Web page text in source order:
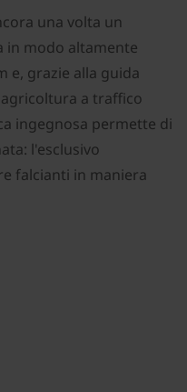
una volta un
in modo altamente
e, grazie alla guida
a traffico
ingegnosa permette di
l'esclusivo
falcianti in maniera